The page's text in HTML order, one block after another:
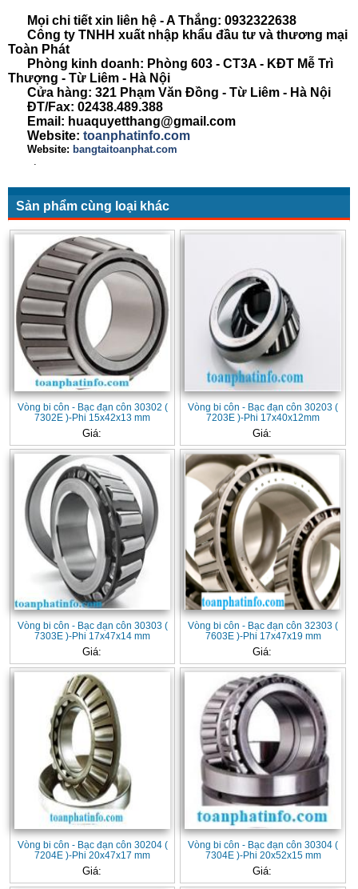
Mọi chi tiết xin liên hệ - A Thắng: 0932322638
Công ty TNHH xuất nhập khẩu đầu tư và thương mại
Toàn Phát
Phòng kinh doanh: Phòng 603 - CT3A - KĐT Mễ Trì
Thượng - Từ Liêm - Hà Nội
Cửa hàng: 321 Phạm Văn Đồng - Từ Liêm - Hà Nội
ĐT/Fax: 02438.489.388
Email: huaquyetthang@gmail.com
Website: toanphatinfo.com
Website: bangtaitoanphat.com
.
Sản phẩm cùng loại khác
Vòng bi côn - Bạc đạn côn 30302 (
7302E )-Phi 15x42x13 mm
Giá:
Vòng bi côn - Bạc đạn côn 30203 (
7203E )-Phi 17x40x12mm
Giá:
Vòng bi côn - Bạc đạn côn 30303 (
7303E )-Phi 17x47x14 mm
Giá:
Vòng bi côn - Bạc đạn côn 32303 (
7603E )-Phi 17x47x19 mm
Giá:
Vòng bi côn - Bạc đạn côn 30204 (
7204E )-Phi 20x47x17 mm
Giá:
Vòng bi côn - Bạc đạn côn 30304 (
7304E )-Phi 20x52x15 mm
Giá: